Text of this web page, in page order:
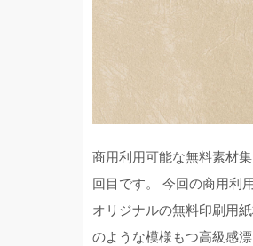
商用利用可能な無料素材
回目です。 今回の商用利
オリジナルの無料印刷用
のような模様もつ高級感